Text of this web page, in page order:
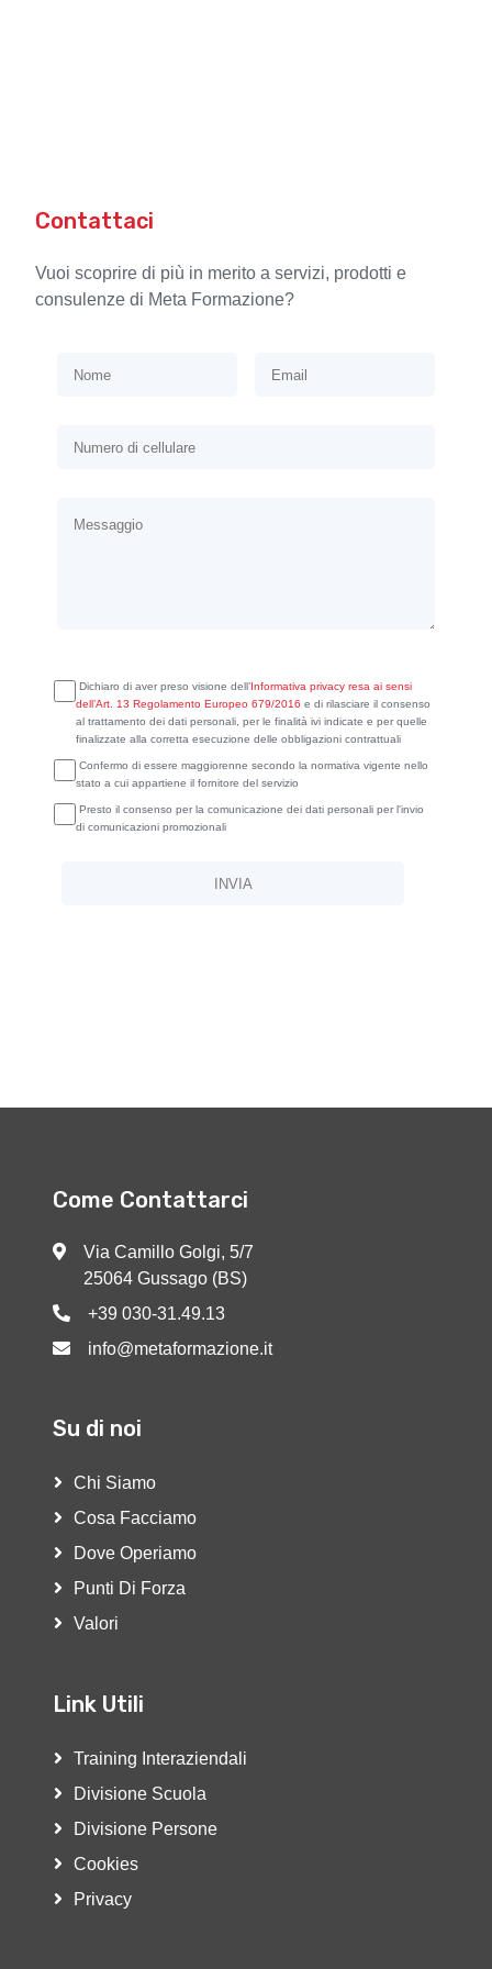
Contattaci
Vuoi scoprire di più in merito a servizi, prodotti e
consulenze di Meta Formazione?
Dichiaro di aver preso visione dell’Informativa privacy resa ai sensi
dell’Art. 13 Regolamento Europeo 679/2016 e di rilasciare il consenso
al trattamento dei dati personali, per le finalità ivi indicate e per quelle
finalizzate alla corretta esecuzione delle obbligazioni contrattuali
Confermo di essere maggiorenne secondo la normativa vigente nello
stato a cui appartiene il fornitore del servizio
Presto il consenso per la comunicazione dei dati personali per l'invio
di comunicazioni promozionali
Come Contattarci
Via Camillo Golgi, 5/7
25064 Gussago (BS)
+39 030-31.49.13
info@metaformazione.it
Su di noi
Chi Siamo
Cosa Facciamo
Dove Operiamo
Punti Di Forza
Valori
Link Utili
Training Interaziendali
Divisione Scuola
Divisione Persone
Cookies
Privacy